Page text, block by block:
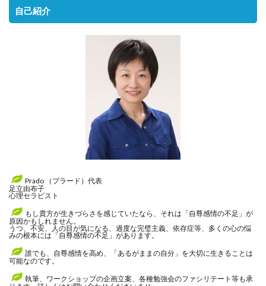
自己紹介
Prado （プラード）代表
足立由布子
心理セラピスト
もし貴方が生きづらさを感じていたなら、それは「自尊感情の不足」が
原因かもしれません。
うつ、不安、人の目が気になる、過度な完璧主義、依存症等、多くの心の悩
みの根本には「自尊感情の不足」があります。
誰でも、自尊感情を高め、「あるがままの自分」を大切に生きることは
可能なのです。
執筆、ワークショップの企画立案、各種勉強会のファシリテート等も承